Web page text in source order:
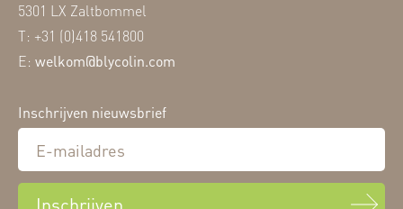
5301 LX Zaltbommel
T: +31 (0)418 541800
E: welkom@blycolin.com
Inschrijven nieuwsbrief